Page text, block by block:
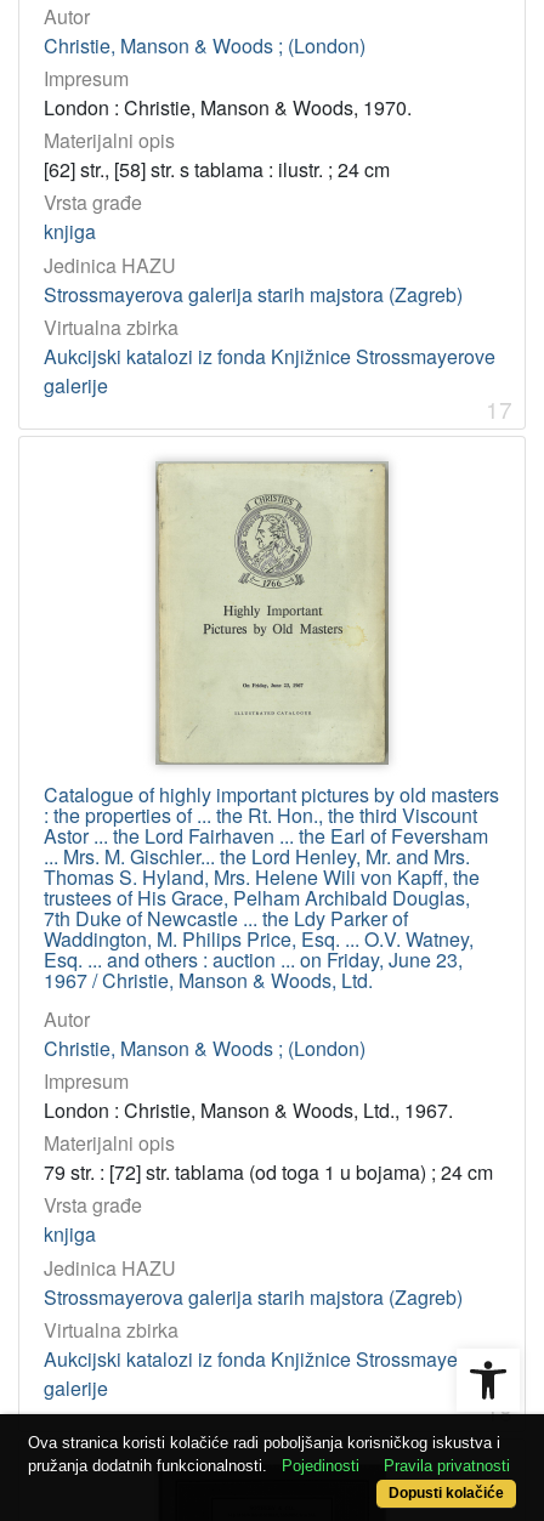
Autor
Christie, Manson & Woods ; (London)
Impresum
London : Christie, Manson & Woods, 1970.
Materijalni opis
[62] str., [58] str. s tablama : ilustr. ; 24 cm
Vrsta građe
knjiga
Jedinica HAZU
Strossmayerova galerija starih majstora (Zagreb)
Virtualna zbirka
Aukcijski katalozi iz fonda Knjižnice Strossmayerove
galerije
17
Catalogue of highly important pictures by old masters
: the properties of ... the Rt. Hon., the third Viscount
Astor ... the Lord Fairhaven ... the Earl of Feversham
... Mrs. M. Gischler... the Lord Henley, Mr. and Mrs.
Thomas S. Hyland, Mrs. Helene Wili von Kapff, the
trustees of His Grace, Pelham Archibald Douglas,
7th Duke of Newcastle ... the Ldy Parker of
Waddington, M. Philips Price, Esq. ... O.V. Watney,
Esq. ... and others : auction ... on Friday, June 23,
1967 / Christie, Manson & Woods, Ltd.
Autor
Christie, Manson & Woods ; (London)
Impresum
London : Christie, Manson & Woods, Ltd., 1967.
Materijalni opis
79 str. : [72] str. tablama (od toga 1 u bojama) ; 24 cm
Vrsta građe
knjiga
Jedinica HAZU
Strossmayerova galerija starih majstora (Zagreb)
Virtualna zbirka
Aukcijski katalozi iz fonda Knjižnice Strossmayerove
galerije
18
Ova stranica koristi kolačiće radi poboljšanja korisničkog iskustva i
pružanja dodatnih funkcionalnosti.
Pojedinosti Pravila privatnosti
Dopusti kolačiće